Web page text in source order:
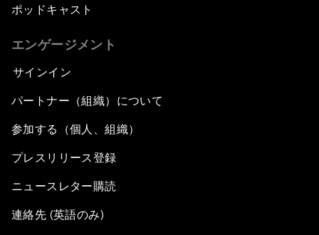
ポッドキャスト
エンゲージメント
サインイン
パートナー（組織）について
参加する（個人、組織）
プレスリリース登録
ニュースレター購読
連絡先 (英語のみ)